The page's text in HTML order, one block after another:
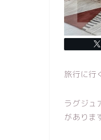
旅行に行
ラグジュ
がありま